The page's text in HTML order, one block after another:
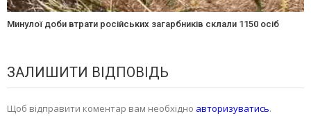
Минулої доби втрати російських загарбників склали 1150 осіб
ЗАЛИШИТИ ВІДПОВІДЬ
Щоб відправити коментар вам необхідно авторизуватись.